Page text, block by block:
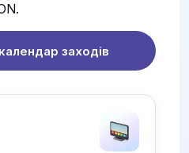
заходів